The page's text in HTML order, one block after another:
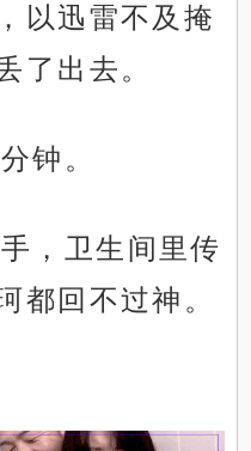
以迅雷不及掩
了出去。
钟。
，卫生间里传
都回不过神。